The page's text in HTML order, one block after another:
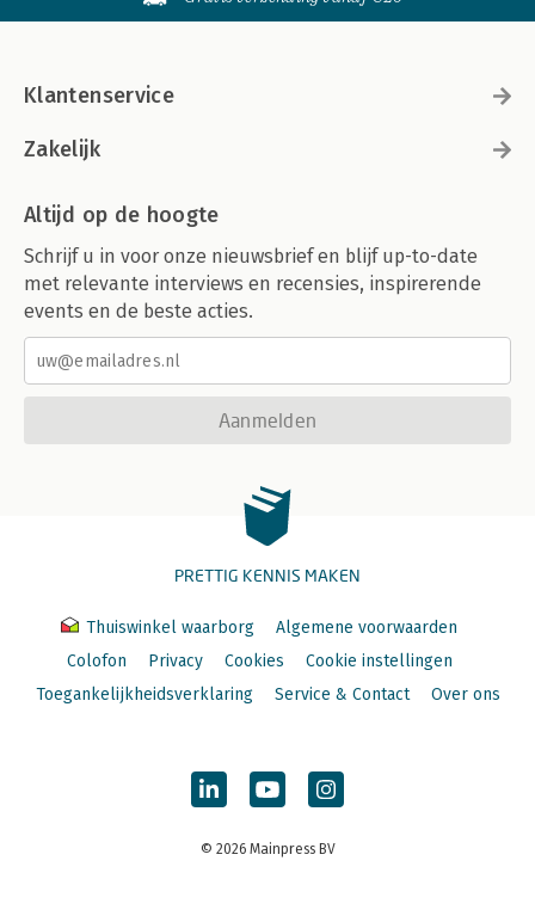
Klantenservice
Zakelijk
Altijd op de hoogte
Schrijf u in voor onze nieuwsbrief en blijf up-to-date
met relevante interviews en recensies, inspirerende
events en de beste acties.
Aanmelden
PRETTIG KENNIS MAKEN
Thuiswinkel waarborg
Algemene voorwaarden
Colofon
Privacy Cookies
Cookie instellingen
Toegankelijkheidsverklaring
Service & Contact Over ons
© 2026 Mainpress BV